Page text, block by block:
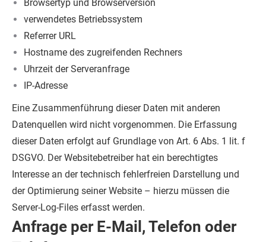
Browsertyp und Browserversion
verwendetes Betriebssystem
Referrer URL
Hostname des zugreifenden Rechners
Uhrzeit der Serveranfrage
IP-Adresse
Eine Zusammenführung dieser Daten mit anderen
Datenquellen wird nicht vorgenommen. Die Erfassung
dieser Daten erfolgt auf Grundlage von Art. 6 Abs. 1 lit. f
DSGVO. Der Websitebetreiber hat ein berechtigtes
Interesse an der technisch fehlerfreien Darstellung und
der Optimierung seiner Website – hierzu müssen die
Server-Log-Files erfasst werden.
Anfrage per E-Mail, Telefon oder